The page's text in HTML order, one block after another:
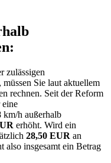
zulässigen
Sie laut aktuellem
rechnen. Seit der Reform
km/h außerhalb
erhöht. Wird ein
28,50 EUR an
also insgesamt ein Betrag